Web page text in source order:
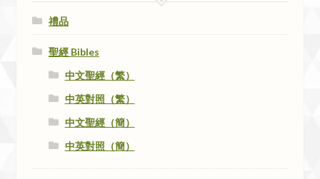
禮品
聖經 Bibles
中文聖經（繁）
中英對照（繁）
中文聖經（簡）
中英對照（簡）